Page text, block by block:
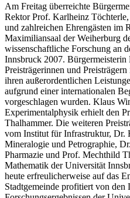
Am Freitag überreichte
Rektor Prof. Karlheinz
und zahlreichen Ehrengästen im
Maximiliansaal der Weiherburg
wissenschaftliche Forschung an
Innsbruck 2007.
Preisträgerinnen und
ihren außerordentlichen
aufgrund einer internationalen
vorgeschlagen wurden. Klaus
Experimentalphysik erhielt den
Thalhammer. Die weiteren
vom Institut für Infrastruktur, Dr.
Mineralogie und Petrographie,
Pharmazie und Prof. Mechthild
Mathematik der Universität
heute erfreulicherweise auf das
Stadtgemeinde profitiert von den